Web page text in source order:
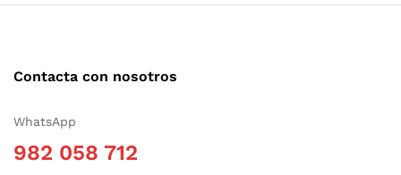
Contacta con nosotros
WhatsApp
982 058 712